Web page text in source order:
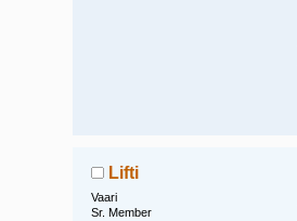
Lifti
Vaari
Sr. Member